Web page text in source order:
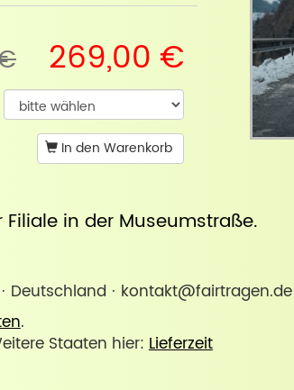
269,00 €
In den Warenkorb
Filiale in der Museumstraße.
Deutschland · kontakt@fairtragen.de
.
Staaten hier:Lieferzeit